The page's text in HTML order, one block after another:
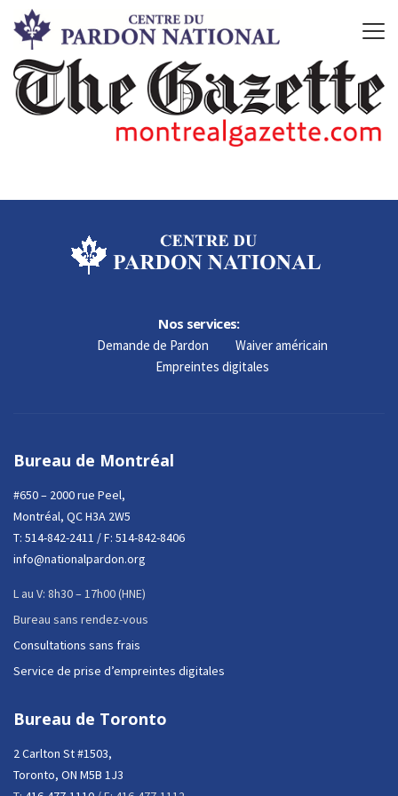
Nos services:
Demande de Pardon
Waiver américain
Empreintes digitales
Bureau de Montréal
#650 – 2000 rue Peel,
Montréal, QC H3A 2W5
T: 514-842-2411 / F: 514-842-8406
info@nationalpardon.org
L au V: 8h30 – 17h00 (HNE)
Bureau sans rendez-vous
Consultations sans frais
Service de prise d’empreintes digitales
Bureau de Toronto
2 Carlton St #1503,
Toronto, ON M5B 1J3